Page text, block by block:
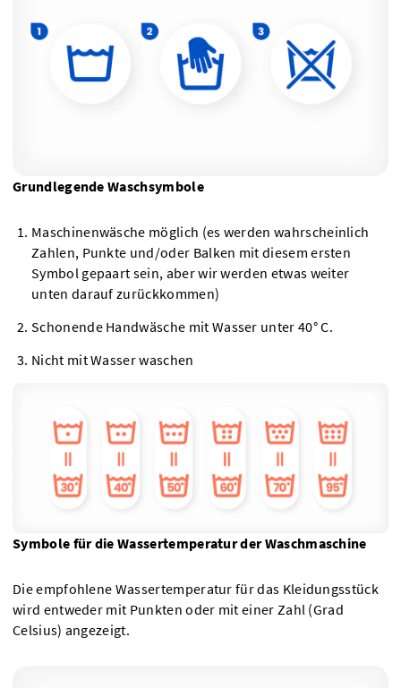
Grundlegende Waschsymbole
Maschinenwäsche möglich (es werden wahrscheinlich
Zahlen, Punkte und/oder Balken mit diesem ersten
Symbol gepaart sein, aber wir werden etwas weiter
unten darauf zurückkommen)
Schonende Handwäsche mit Wasser unter 40° C.
Nicht mit Wasser waschen
Symbole für die Wassertemperatur der Waschmaschine
Die empfohlene Wassertemperatur für das Kleidungsstück
wird entweder mit Punkten oder mit einer Zahl (Grad
Celsius) angezeigt.